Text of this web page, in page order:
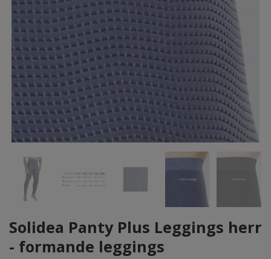
Solidea Panty Plus Leggings herr
- formande leggings